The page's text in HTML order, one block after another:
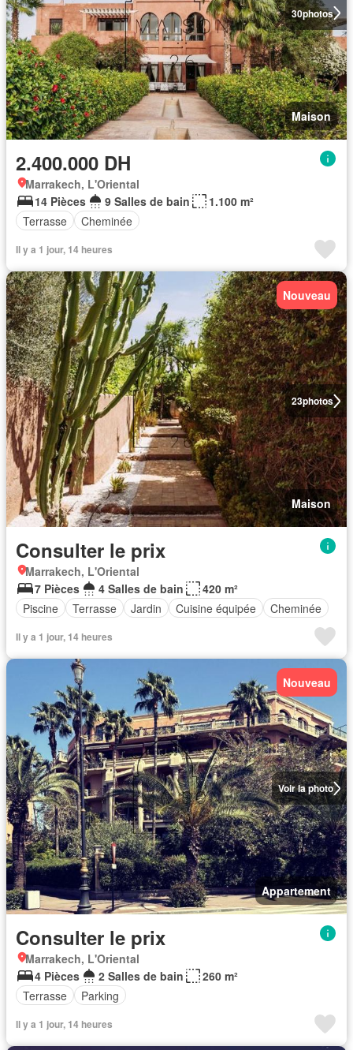
30photos
Maison
2.400.000 DH
Marrakech, L'Oriental
14 Pièces
9 Salles de bain
1.100 m²
Terrasse
Cheminée
Il y a 1 jour, 14 heures
23photos
Nouveau
Maison
Consulter le prix
Marrakech, L'Oriental
7 Pièces
4 Salles de bain
420 m²
Piscine
Terrasse Jardin Cuisine équipée Cheminée
Il y a 1 jour, 14 heures
Voir la photo
Nouveau
Appartement
Consulter le prix
Marrakech, L'Oriental
4 Pièces
2 Salles de bain
260 m²
Terrasse
Parking
Il y a 1 jour, 14 heures